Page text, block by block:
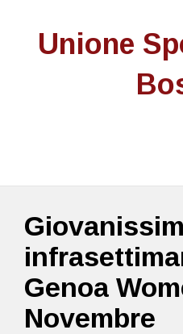
Unione
Genoa
Novembre